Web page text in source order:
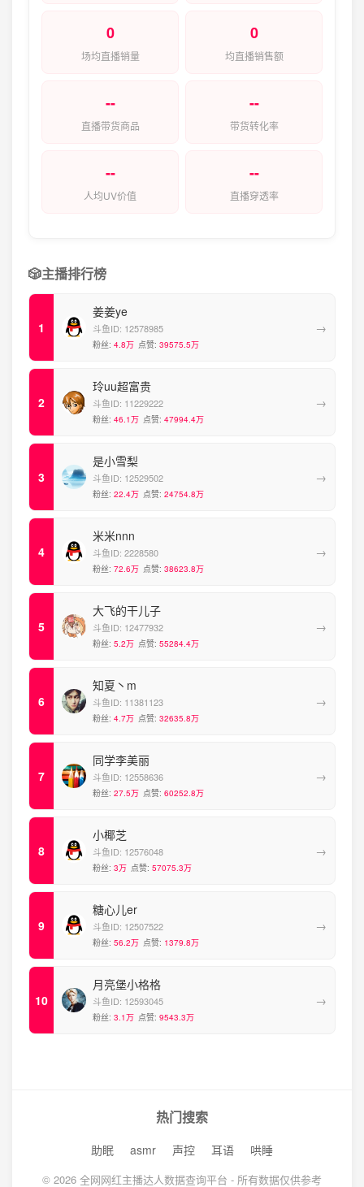
0
场均直播销量
0
均直播销售额
--
直播带货商品
--
带货转化率
--
人均UV价值
--
直播穿透率
🎲主播排行榜
姜姜ye
斗鱼ID: 12578985
粉丝: 4.8万 点赞: 39575.5万
→
玲uu超富贵
斗鱼ID: 11229222
粉丝: 46.1万 点赞: 47994.4万
→
是小雪梨
斗鱼ID: 12529502
粉丝: 22.4万 点赞: 24754.8万
→
米米nnn
斗鱼ID: 2228580
粉丝: 72.6万 点赞: 38623.8万
→
大飞的干儿子
斗鱼ID: 12477932
粉丝: 5.2万 点赞: 55284.4万
→
知夏丶m
斗鱼ID: 11381123
粉丝: 4.7万 点赞: 32635.8万
→
同学李美丽
斗鱼ID: 12558636
粉丝: 27.5万 点赞: 60252.8万
→
小椰芝
斗鱼ID: 12576048
粉丝: 3万 点赞: 57075.3万
→
糖心儿er
斗鱼ID: 12507522
粉丝: 56.2万 点赞: 1379.8万
→
月亮堡小格格
斗鱼ID: 12593045
粉丝: 3.1万 点赞: 9543.3万
→
热门搜索
助眠 asmr 声控 耳语 哄睡
© 2026 全网网红主播达人数据查询平台 - 所有数据仅供参考